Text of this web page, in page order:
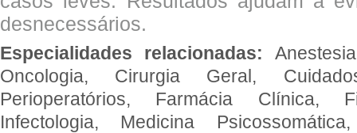
desnecessários.
Especialidades relacionadas:
Oncologia, Cirurgia Geral,
Perioperatórios, Farmácia Clínica,
Infectologia, Medicina